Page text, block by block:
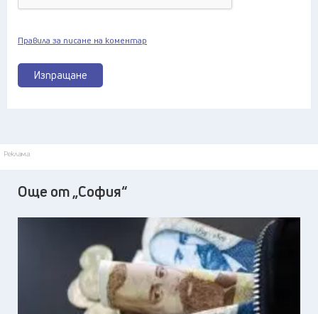
Изпращане
Правила за писане на коментар
Реклама
Още от „София“